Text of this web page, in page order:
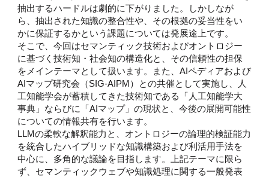
抽出するハードルは劇的に下がりました。しかしなが
ら、抽出された知識の整合性や、その根拠の妥当性をい
かに保証するかという課題については発展途上です。
そこで、今回はセマンティック技術およびオントロジー
に基づく技術知・社会知の構造化と、その信頼性の担保
をメインテーマとして扱います。また、AIペディアおよび
AIマップ研究会（SIG-AIPM）との共催として実施し、人
工知能学会が蓄積してきた技術知である「人工知能学大
事典」ならびに「AIマップ」の現状と、今後の展開可能性
についての情報共有を行います。
LLMの柔軟な解釈能力と、オントロジーの論理的検証能力
を統合したハイブリッドな知識構築および利活用手法を
中心に、多角的な議論を目指します。上記テーマに限ら
ず、セマンティックウェブや知識処理に関する一般発表